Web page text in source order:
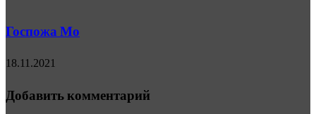
Госпожа Мо
18.11.2021
Добавить комментарий